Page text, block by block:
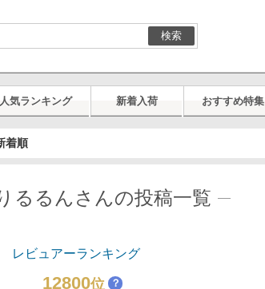
検索
人気ランキング 新着入荷 おすすめ特集
着順
るるんさんの投稿一覧
レビュアーランキング
12800位 ？